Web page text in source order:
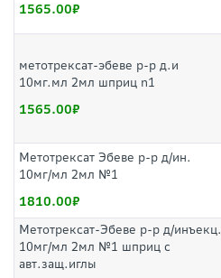
1565.00
метотрексат-эбеве р-р д.и
10мг.мл 2мл шприц n1
1565.00
Метотрексат Эбеве р-р д/ин.
10мг/мл 2мл №1
1810.00
Метотрексат-Эбеве р-р д/инъекц.
10мг/мл 2мл №1 шприц с
авт.защ.иглы